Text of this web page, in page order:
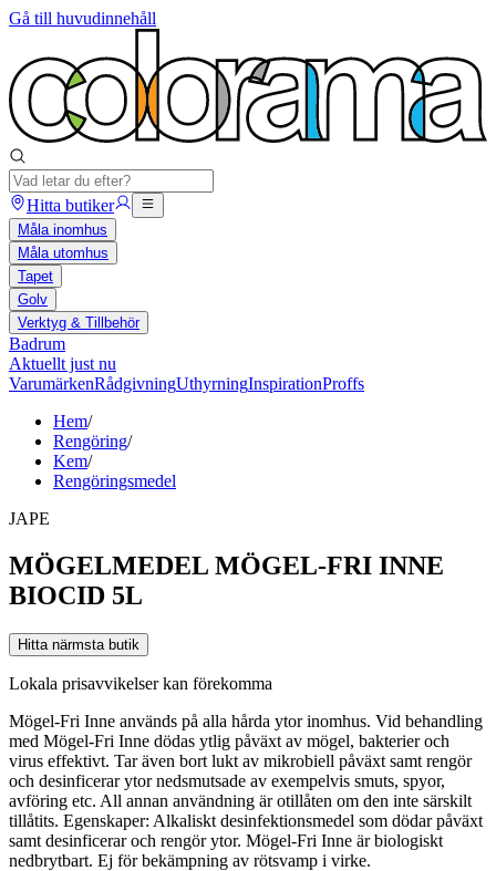
Gå till huvudinnehåll
Hitta butiker
Måla inomhus
Måla utomhus
Tapet
Golv
Verktyg & Tillbehör
Badrum
Aktuellt just nu
VarumärkenRådgivningUthyrningInspirationProffs
Hem/
Rengöring/
Kem/
Rengöringsmedel
JAPE
MÖGELMEDEL MÖGEL-FRI INNE
BIOCID 5L
Hitta närmsta butik
Lokala prisavvikelser kan förekomma
Mögel-Fri Inne används på alla hårda ytor inomhus. Vid behandling
med Mögel-Fri Inne dödas ytlig påväxt av mögel, bakterier och
virus effektivt. Tar även bort lukt av mikrobiell påväxt samt rengör
och desinficerar ytor nedsmutsade av exempelvis smuts, spyor,
avföring etc. All annan användning är otillåten om den inte särskilt
tillåtits. Egenskaper: Alkaliskt desinfektionsmedel som dödar påväxt
samt desinficerar och rengör ytor. Mögel-Fri Inne är biologiskt
nedbrytbart. Ej för bekämpning av rötsvamp i virke.